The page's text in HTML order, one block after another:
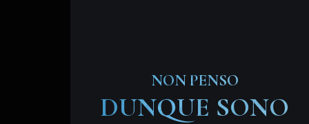
NON PENSO
DUNQUE SONO